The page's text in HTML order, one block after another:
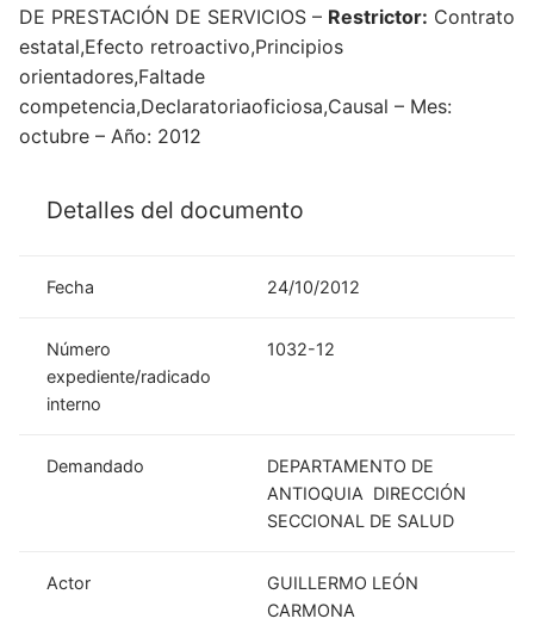
DE PRESTACIÓN DE SERVICIOS – Restrictor: Contrato
estatal,Efecto retroactivo,Principios
orientadores,Faltade
competencia,Declaratoriaoficiosa,Causal – Mes:
octubre – Año: 2012
Detalles del documento
Fecha 24/10/2012
Número
expediente/radicado
interno
1032-12
Demandado
DEPARTAMENTO DE
ANTIOQUIA DIRECCIÓN
SECCIONAL DE SALUD
Actor
GUILLERMO LEÓN
CARMONA